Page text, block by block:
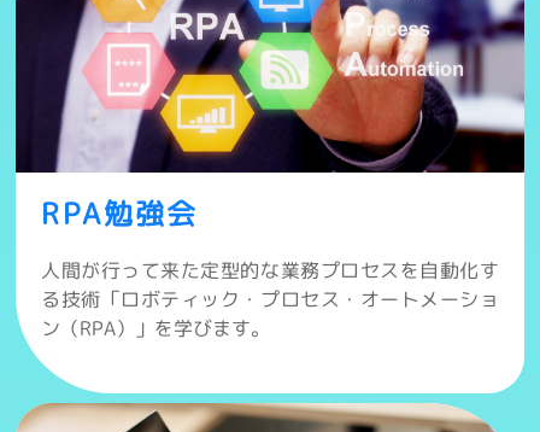
RPA勉強会
人間が行って来た定型的な業務プロセスを自動化す
る技術「ロボティック・プロセス・オートメーショ
ン（RPA）」を学びます。